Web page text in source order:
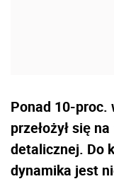
Ponad 10-proc.
przełożył się
detalicznej. Do
dynamika jest